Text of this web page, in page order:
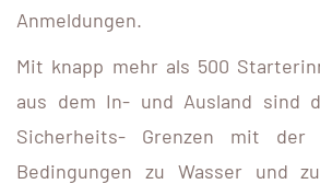
Anmeldungen.
Mit knapp mehr als 500
aus dem In- und Ausland sind
Sicherheits- Grenzen mit der
Bedingungen zu Wasser und